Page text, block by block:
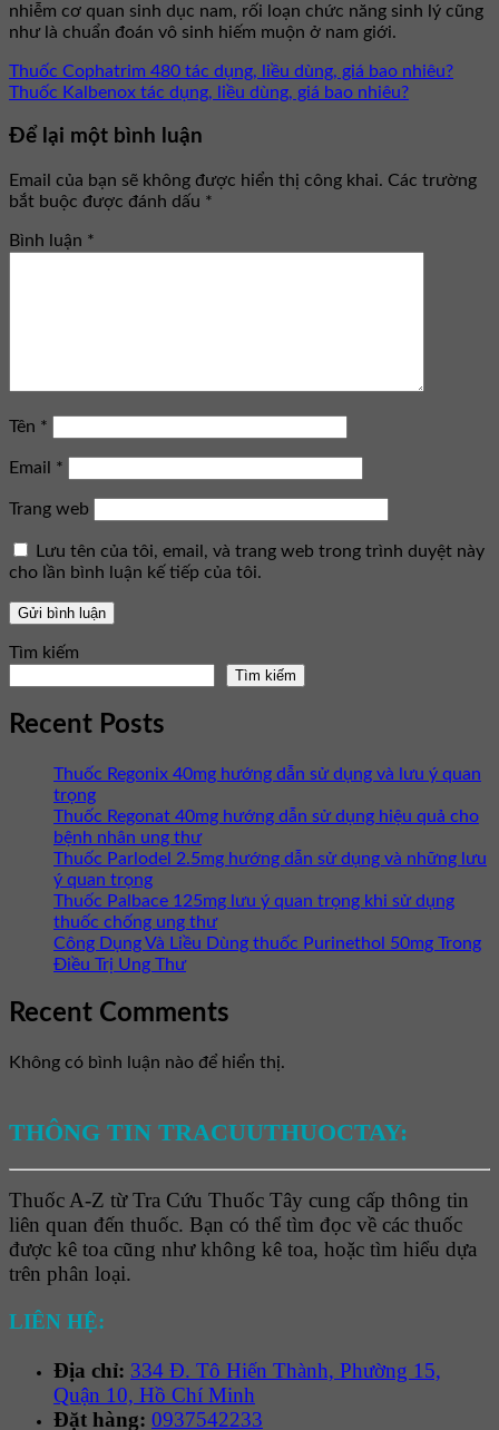
nhiễm cơ quan sinh dục nam, rối loạn chức năng sinh lý cũng
như là chuẩn đoán vô sinh hiếm muộn ở nam giới.
Thuốc Cophatrim 480 tác dụng, liều dùng, giá bao nhiêu?
Thuốc Kalbenox tác dụng, liều dùng, giá bao nhiêu?
Để lại một bình luận
Email của bạn sẽ không được hiển thị công khai. Các trường
bắt buộc được đánh dấu *
Bình luận *
Tên *
Email *
Trang web
Lưu tên của tôi, email, và trang web trong trình duyệt này
cho lần bình luận kế tiếp của tôi.
Tìm kiếm
Tìm kiếm
Recent Posts
Thuốc Regonix 40mg hướng dẫn sử dụng và lưu ý quan
trọng
Thuốc Regonat 40mg hướng dẫn sử dụng hiệu quả cho
bệnh nhân ung thư
Thuốc Parlodel 2.5mg hướng dẫn sử dụng và những lưu
ý quan trọng
Thuốc Palbace 125mg lưu ý quan trọng khi sử dụng
thuốc chống ung thư
Công Dụng Và Liều Dùng thuốc Purinethol 50mg Trong
Điều Trị Ung Thư
Recent Comments
Không có bình luận nào để hiển thị.
THÔNG TIN TRACUUTHUOCTAY:
Thuốc A-Z từ Tra Cứu Thuốc Tây cung cấp thông tin
liên quan đến thuốc. Bạn có thể tìm đọc về các thuốc
được kê toa cũng như không kê toa, hoặc tìm hiểu dựa
trên phân loại.
LIÊN HỆ:
Địa chỉ: 334 Đ. Tô Hiến Thành, Phường 15,
Quận 10, Hồ Chí Minh
Đặt hàng: 0937542233